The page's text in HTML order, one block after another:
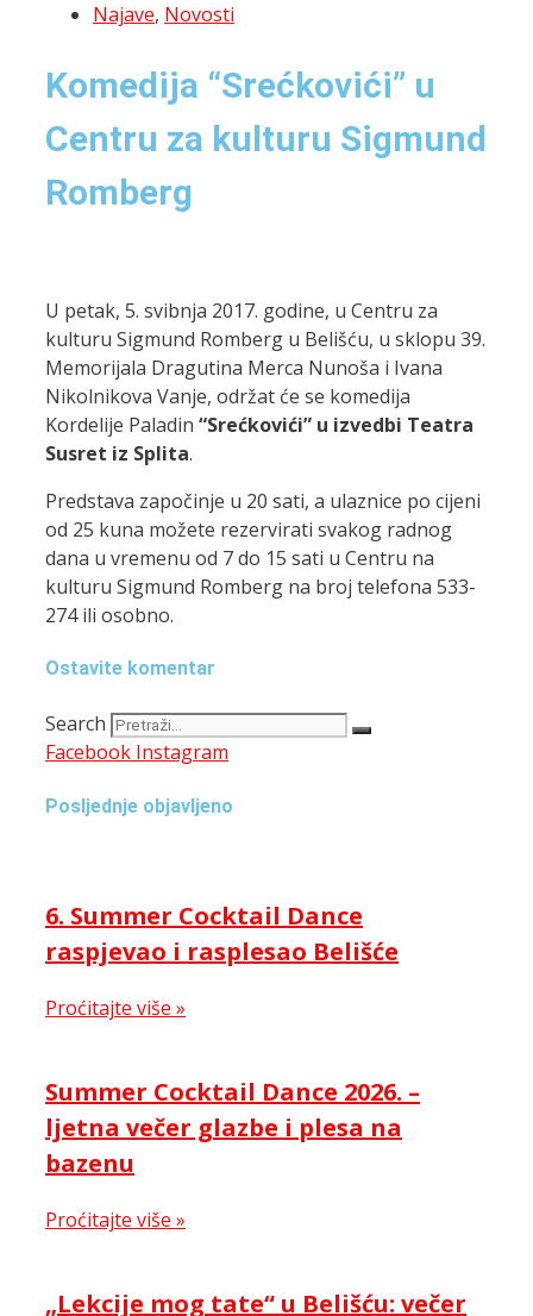
Najave, Novosti
Komedija “Srećkovići” u
Centru za kulturu Sigmund
Romberg
U petak, 5. svibnja 2017. godine, u Centru za
kulturu Sigmund Romberg u Belišću, u sklopu 39.
Memorijala Dragutina Merca Nunoša i Ivana
Nikolnikova Vanje, održat će se komedija
Kordelije Paladin “Srećkovići” u izvedbi Teatra
Susret iz Splita.
Predstava započinje u 20 sati, a ulaznice po cijeni
od 25 kuna možete rezervirati svakog radnog
dana u vremenu od 7 do 15 sati u Centru na
kulturu Sigmund Romberg na broj telefona 533-
274 ili osobno.
Ostavite komentar
Search
Facebook Instagram
Posljednje objavljeno
6. Summer Cocktail Dance
raspjevao i rasplesao Belišće
Proćitajte više »
Summer Cocktail Dance 2026. –
ljetna večer glazbe i plesa na
bazenu
Proćitajte više »
„Lekcije mog tate“ u Belišću: večer